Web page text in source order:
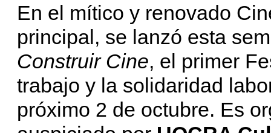
En el mítico y renovado
principal, se lanzó esta
Construir Cine, el primer
trabajo y la solidaridad
próximo 2 de octubre. Es